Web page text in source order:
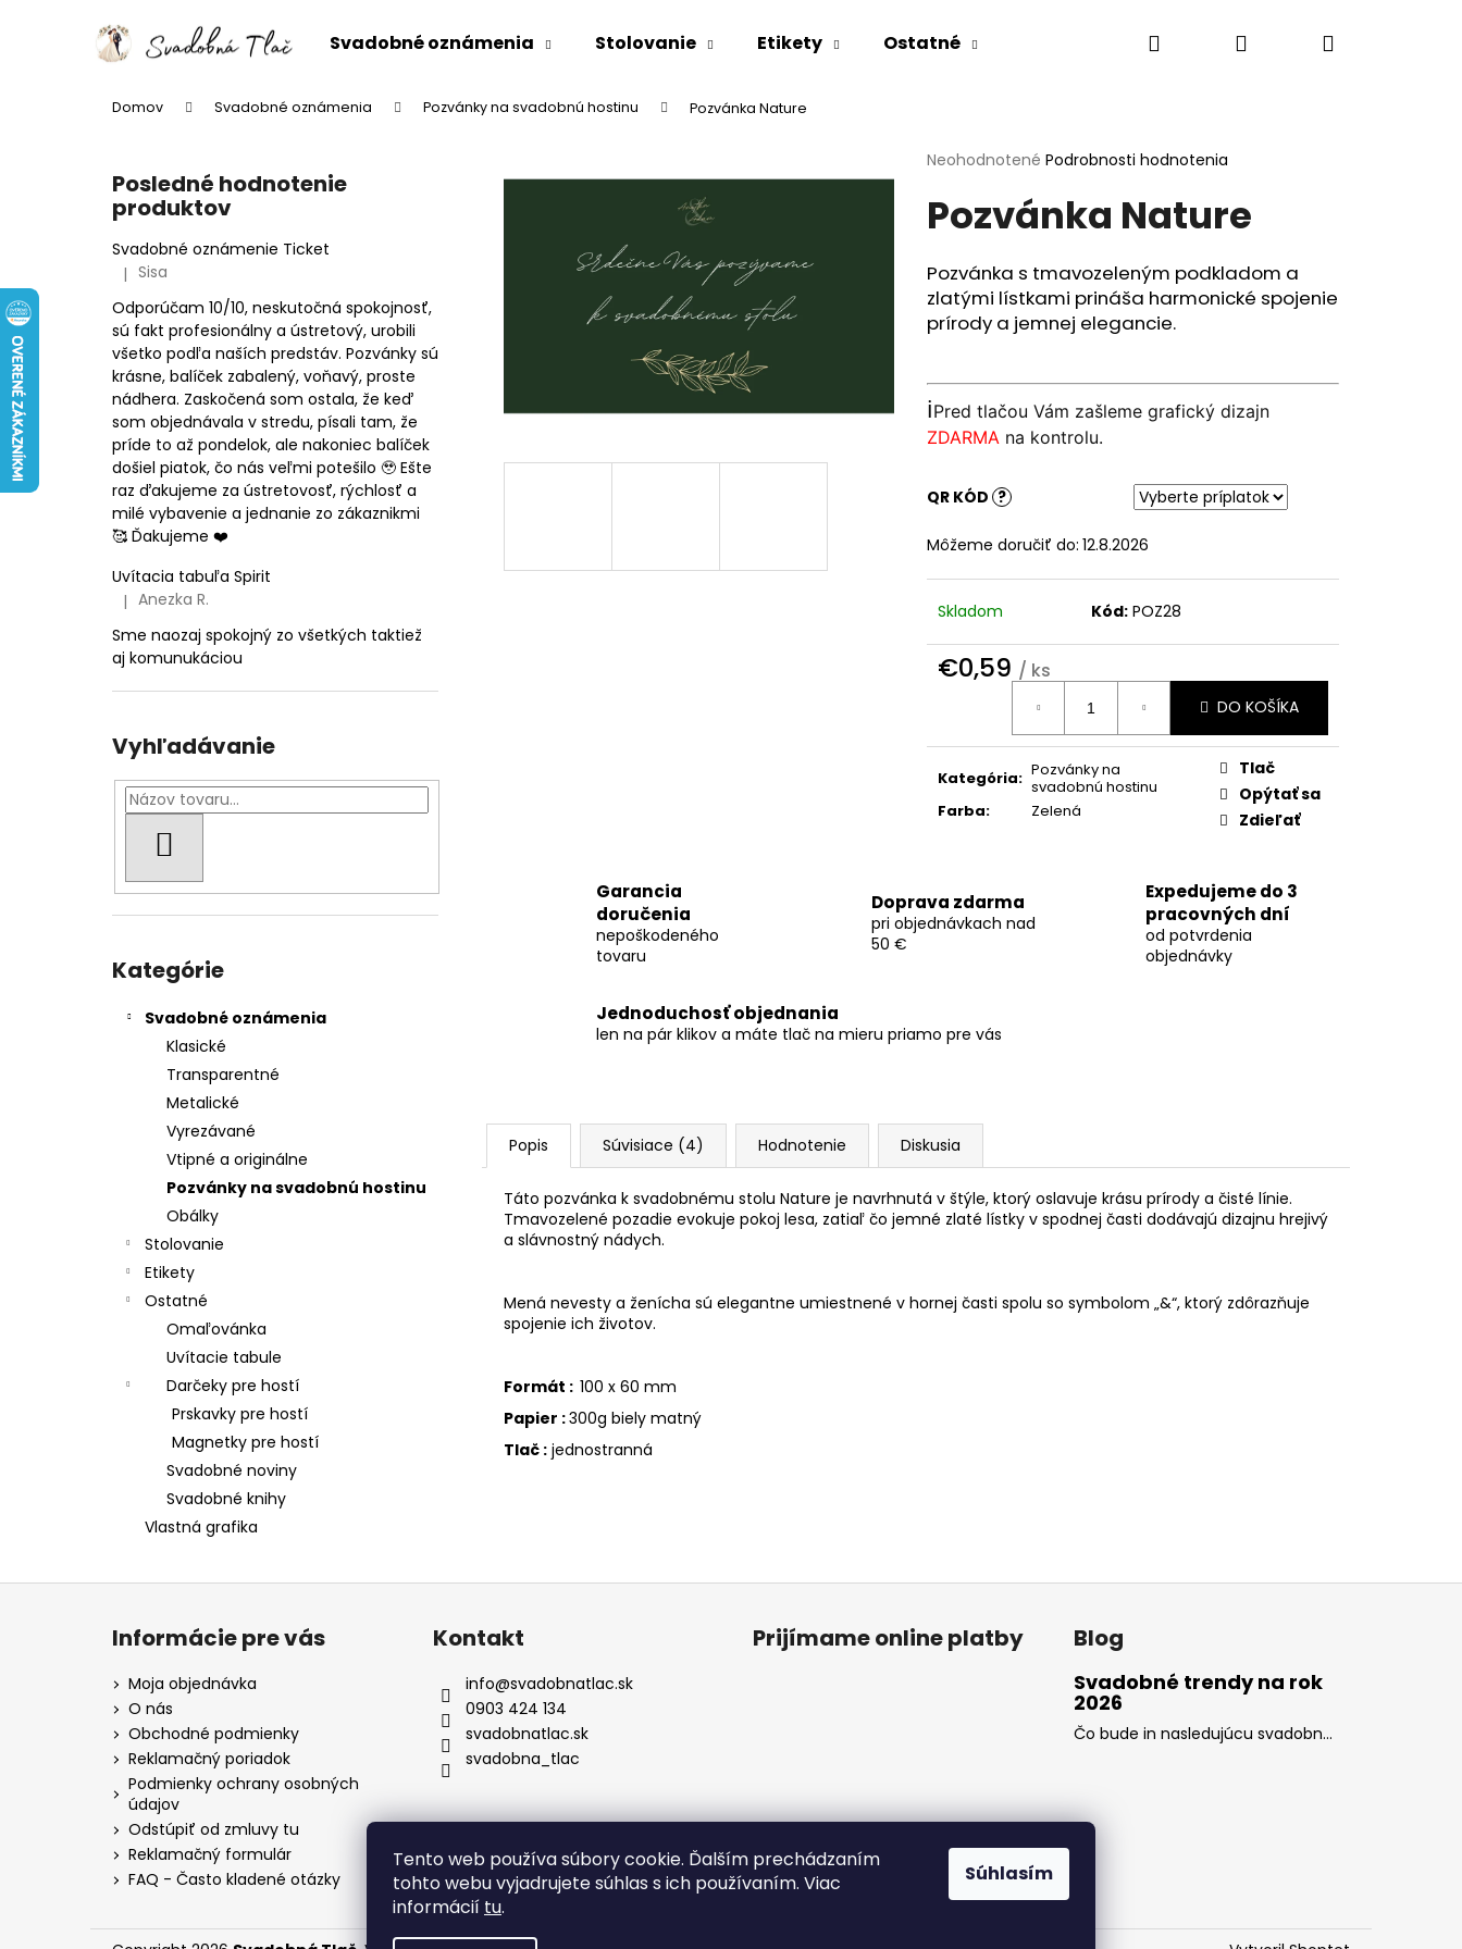
Tento web používa súbory cookie. Ďalším prechádzaním
tohto webu vyjadrujete súhlas s ich používaním. Viac
informácií tu.
Súhlasím
Svadobné oznámenia Stolovanie Etikety Ostatné Vlastná grafika Texty do oznámení
Hľadať PrihlásenieNákupný
Domov Svadobné oznámenia Pozvánky na svadobnú hostinu Pozvánka Nature
Posledné hodnotenie
produktov
Svadobné oznámenie Ticket
Hodnotenie produktu je 5 z 5 hviezdičiek.
| Sisa
Odporúčam 10/10, neskutočná spokojnosť,
sú fakt profesionálny a ústretový, urobili
všetko podľa naších predstáv. Pozvánky sú
krásne, balíček zabalený, voňavý, proste
nádhera. Zaskočená som ostala, že keď
som objednávala v stredu, písali tam, že
príde to až pondelok, ale nakoniec balíček
došiel piatok, čo nás veľmi potešilo 🥹 Ešte
raz ďakujeme za ústretovosť, rýchlosť a
milé vybavenie a jednanie zo zákaznikmi
🥰 Ďakujeme ❤️
Uvítacia tabuľa Spirit
Hodnotenie produktu je 5 z 5 hviezdičiek.
| Anezka R.
Sme naozaj spokojný zo všetkých taktiež
aj komunukáciou
Vyhľadávanie
kategórie
Kategórie
Svadobné oznámenia
Klasické
Transparentné
Metalické
Vyrezávané
Vtipné a originálne
Pozvánky na svadobnú hostinu
Obálky
Stolovanie
Etikety
Ostatné
Omaľovánka
Uvítacie tabule
Darčeky pre hostí
Prskavky pre hostí
Magnetky pre hostí
Svadobné noviny
Svadobné knihy
Vlastná grafika
Priemerné
produktu
je
z
5
hviezdičiek.
Neohodnotené Podrobnosti hodnotenia
Pozvánka Nature
Pozvánka s tmavozeleným podkladom a
zlatými lístkami prináša harmonické spojenie
prírody a jemnej elegancie.
ℹ️Pred tlačou Vám zašleme grafický dizajn
ZDARMA na kontrolu.
QR KÓD ?
Môžeme doručiť do: 12.8.2026
Skladom Kód: POZ28
€0,59 / ks
Jednotková
DO KOŠÍKA
Kategória: Pozvánky na
svadobnú hostinu
Farba: Zelená
Tlač
Opýtať sa
Zdieľať
Garancia
doručenia
nepoškodeného
tovaru
Doprava zdarma
pri objednávkach nad
50 €
Expedujeme do 3
pracovných dní
od potvrdenia
objednávky
Jednoduchosť objednania
len na pár klikov a máte tlač na mieru priamo pre vás
Popis Súvisiace (4) Hodnotenie Diskusia
Táto pozvánka k svadobnému stolu Nature je navrhnutá v štýle, ktorý oslavuje krásu prírody a čisté línie.
Tmavozelené pozadie evokuje pokoj lesa, zatiaľ čo jemné zlaté lístky v spodnej časti dodávajú dizajnu hrejivý
a slávnostný nádych.
Mená nevesty a ženícha sú elegantne umiestnené v hornej časti spolu so symbolom „&“, ktorý zdôrazňuje
spojenie ich životov.
Formát : 100 x 60 mm
Papier :300g biely matný
Tlač : jednostranná
Späť
obchodu
Späť
obchodu
Čo potrebujete nájsť?
Odporúčame
Nasledujúce
TLAČ VLASTNÉHO DIZAJNU
€0,39
VYREZÁVANÉ OZNÁMENIE AMORE
Informácie pre vás
Moja objednávka
O nás
Obchodné podmienky
Reklamačný poriadok
Podmienky ochrany osobných
údajov
Odstúpiť od zmluvy tu
Reklamačný formulár
FAQ - Často kladené otázky
Kontakt
info@svadobnatlac.sk
0903 424 134
svadobnatlac.sk
svadobna_tlac
Prijímame online platby Blog
Svadobné trendy na rok
2026
Čo bude in nasledujúcu svadobn...